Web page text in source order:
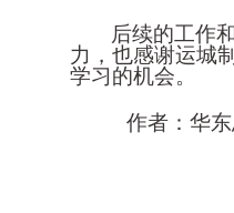
后续的工作
力，也感谢运城
学习的机会。
作者：华